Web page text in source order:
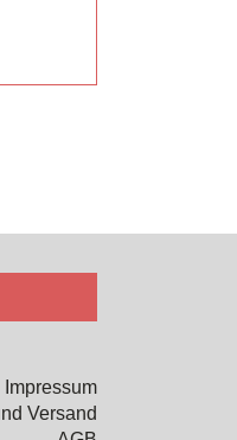
Impressum
Versand